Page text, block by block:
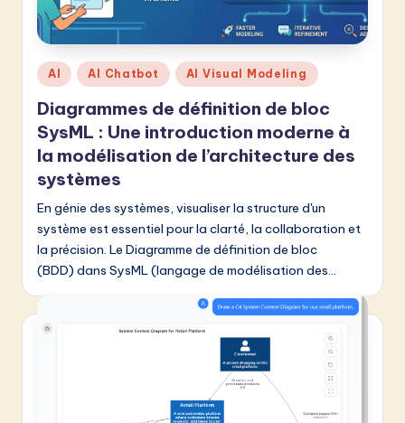
Posted
AI AI Chatbot AI Visual Modeling
Diagrammes de définition de bloc
SysML : Une introduction moderne à
la modélisation de l’architecture des
systèmes
En génie des systèmes, visualiser la structure d'un
système est essentiel pour la clarté, la collaboration et
la précision. Le Diagramme de définition de bloc
(BDD) dans SysML (langage de modélisation des…